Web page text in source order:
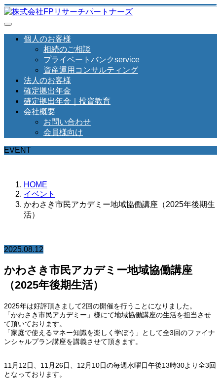
個人のお客様
相続のご相談
プライベートバンクservice
資産運用コンサルティング
法人のお客様
確定拠出年金
確定拠出年金｜投資教育
会社概要
お問い合わせ
会員様向け
EVENT
HOME
イベント
かわさき市民アカデミー地域協働講座（2025年後期生
活）
2025.08.12
かわさき市民アカデミー地域協働講座
（2025年後期生活）
2025年は好評頂きまして2回の開催を行うことになりました。
「かわさき市民アカデミー」様にて地域協働講座の生活を担当させ
て頂いております。
「家庭で使えるマネー知識を楽しく学ぼう」として全3回のファイナ
ンシャルプラン講座を講義させて頂きます。
11月12日、11月26日、12月10日の毎週水曜日午後13時30より全3回
となっております。